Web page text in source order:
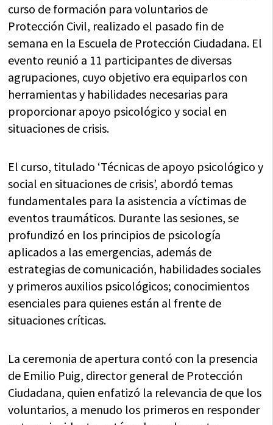
curso de formación para voluntarios de
Protección Civil, realizado el pasado fin de
semana en la Escuela de Protección Ciudadana. El
evento reunió a 11 participantes de diversas
agrupaciones, cuyo objetivo era equiparlos con
herramientas y habilidades necesarias para
proporcionar apoyo psicológico y social en
situaciones de crisis.
El curso, titulado ‘Técnicas de apoyo psicológico y
social en situaciones de crisis’, abordó temas
fundamentales para la asistencia a víctimas de
eventos traumáticos. Durante las sesiones, se
profundizó en los principios de psicología
aplicados a las emergencias, además de
estrategias de comunicación, habilidades sociales
y primeros auxilios psicológicos; conocimientos
esenciales para quienes están al frente de
situaciones críticas.
La ceremonia de apertura contó con la presencia
de Emilio Puig, director general de Protección
Ciudadana, quien enfatizó la relevancia de que los
voluntarios, a menudo los primeros en responder